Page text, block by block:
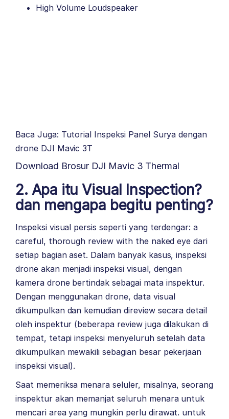
High Volume Loudspeaker
Baca Juga: Tutorial Inspeksi Panel Surya dengan
drone DJI Mavic 3T
Download Brosur DJI Mavic 3 Thermal
2. Apa itu Visual Inspection?
dan mengapa begitu penting?
Inspeksi visual persis seperti yang terdengar: a
careful, thorough review with the naked eye dari
setiap bagian aset. Dalam banyak kasus, inspeksi
drone akan menjadi inspeksi visual, dengan
kamera drone bertindak sebagai mata inspektur.
Dengan menggunakan drone, data visual
dikumpulkan dan kemudian direview secara detail
oleh inspektur (beberapa review juga dilakukan di
tempat, tetapi inspeksi menyeluruh setelah data
dikumpulkan mewakili sebagian besar pekerjaan
inspeksi visual).
Saat memeriksa menara seluler, misalnya, seorang
inspektur akan memanjat seluruh menara untuk
mencari area yang mungkin perlu dirawat. untuk